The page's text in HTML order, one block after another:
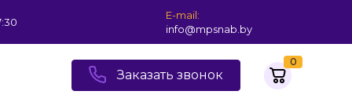
E-mail:
info@mpsnab.by
Заказать звонок
0